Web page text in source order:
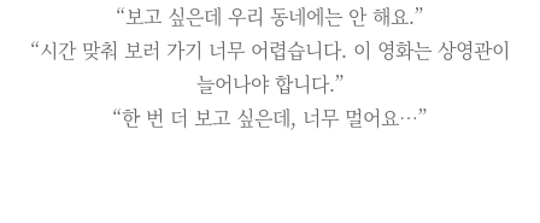
“보고 싶은데 우리 동네에는 안 해요.”
“시간 맞춰 보러 가기 너무 어렵습니다. 이 영화는 상영관이
늘어나야 합니다.”
“한 번 더 보고 싶은데, 너무 멀어요…”